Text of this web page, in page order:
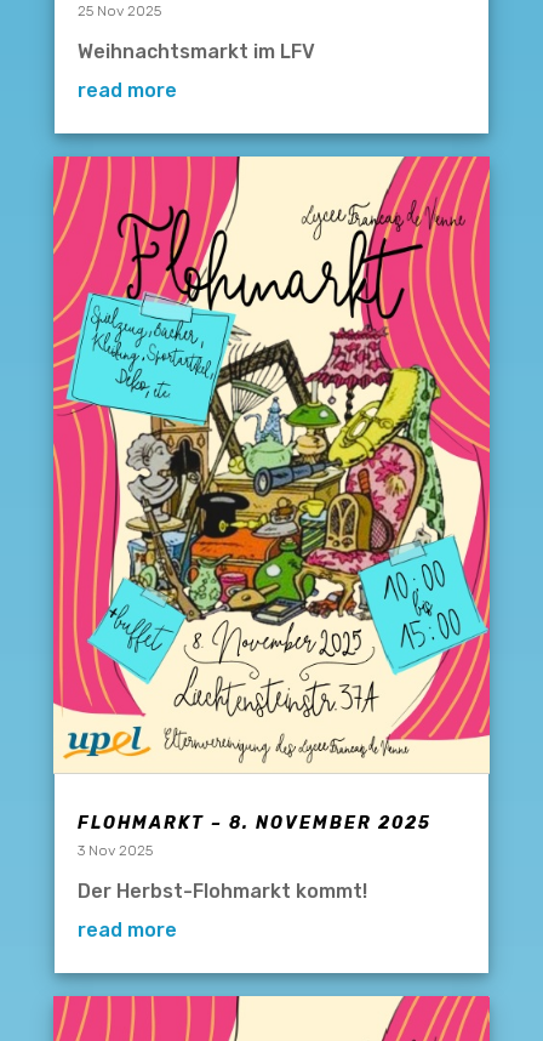
25 Nov 2025
Weihnachtsmarkt im LFV
read more
FLOHMARKT – 8. NOVEMBER 2025
3 Nov 2025
Der Herbst-Flohmarkt kommt!
read more